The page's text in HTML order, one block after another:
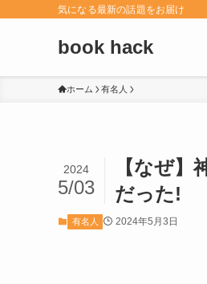
気になる最新の話題をお届け
book hack
ホーム 有名人
【なぜ
だった!
2024
5/03
有名人 2024年5月3日